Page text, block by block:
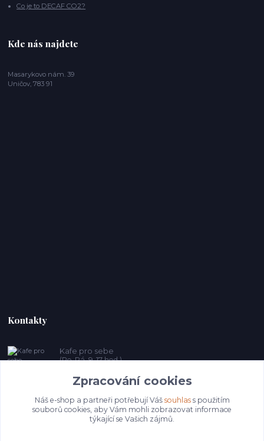
Co je to DECAF CO2?
Kde nás najdete
Masarykovo nám. 39
Uničov, 783 91
Kontakty
Kafe pro sebe
(Po-Pá, 9-17 hod.)
prosebeunicov@seznam.cz
Zpracování cookies
Náš e-shop a partneři potřebují Váš souhlass použitím
souborů cookies, aby Vám mohli zobrazovat informace
týkající se Vašich zájmů.